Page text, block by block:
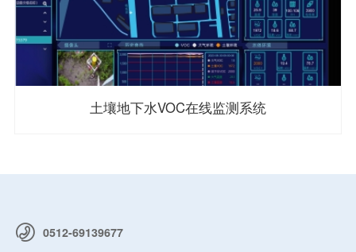
土壤地下水VOC在线监测系统
0512-69139677